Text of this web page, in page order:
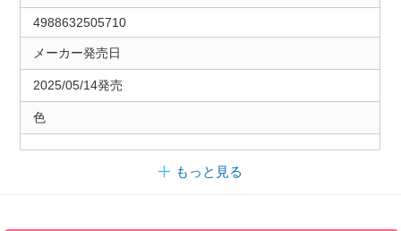
4988632505710
メーカー発売日
2025/05/14発売
色
もっと見る